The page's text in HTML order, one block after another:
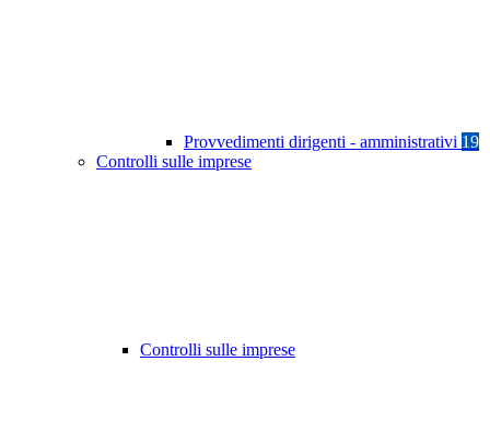
Provvedimenti dirigenti - amministrativi 19
Controlli sulle imprese
Controlli sulle imprese